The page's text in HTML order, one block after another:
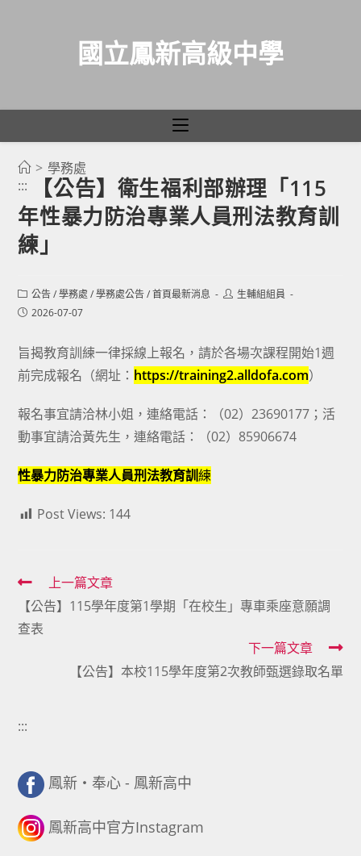
國立鳳新高級中學
> 學務處
:::
【公告】衛生福利部辦理「115
年性暴力防治專業人員刑法教育訓
練」
Post
category:
公告 / 學務處 / 學務處公告 / 首頁最新消息
Post生輔組組員
Post2026-07-07
旨揭教育訓練一律採線上報名，請於各場次課程開始1週
前完成報名（網址： https://training2.alldofa.com）
報名事宜請洽林小姐，連絡電話：（02）23690177；活
動事宜請洽黃先生，連絡電話：（02）85906674
性暴力防治專業人員刑法教育訓練
Post Views: 144
Read
more
articles
上一篇文章
【公告】115學年度第1學期「在校生」專車乘座意願調
查表
下一篇文章
【公告】本校115學年度第2次教師甄選錄取名單
:::
鳳新・奉心 - 鳳新高中
鳳新高中官方Instagram